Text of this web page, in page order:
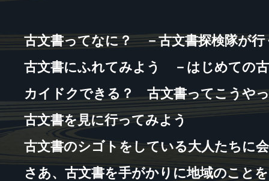
古文書ってなに？ －古文書探検隊が行
古文書にふれてみよう －はじめての
カイドクできる？ 古文書ってこうや
古文書を見に行ってみよう
古文書のシゴトをしている大人たちに
さあ、古文書を手がかりに地域のこと